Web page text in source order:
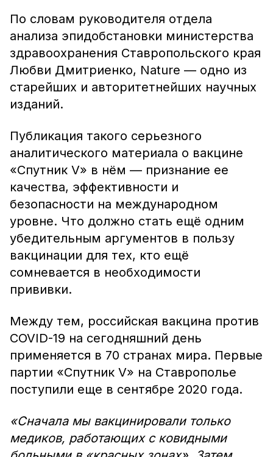
По словам руководителя отдела
анализа эпидобстановки министерства
здравоохранения Ставропольского края
Любви Дмитриенко, Nature — одно из
старейших и авторитетнейших научных
изданий.
Публикация такого серьезного
аналитического материала о вакцине
«Спутник V» в нём — признание ее
качества, эффективности и
безопасности на международном
уровне. Что должно стать ещё одним
убедительным аргументов в пользу
вакцинации для тех, кто ещё
сомневается в необходимости
прививки.
Между тем, российская вакцина против
СOVID-19 на сегодняшний день
применяется в 70 странах мира. Первые
партии «Спутник V» на Ставрополье
поступили еще в сентябре 2020 года.
«Сначала мы вакцинировали только
медиков, работающих с ковидными